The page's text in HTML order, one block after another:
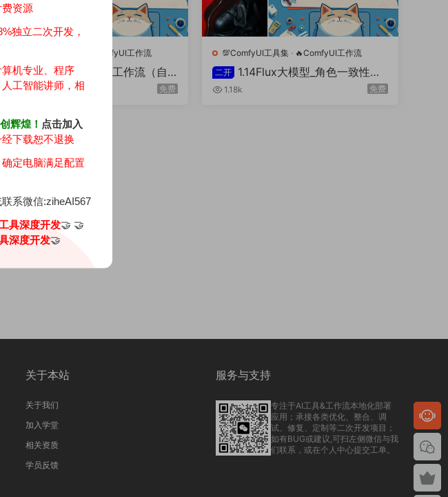
🔥ComfyUI工作流
二开 1.21最新图生视频工作流（自
主二开）
763 免费
💯ComfyUI工具集 · 🔥ComfyUI工作流
二开
1.14Flux大模型_角色一致性多
角度生成器
1.18k 免费
关于本站
关于我们
加入学堂
相关资质
学员反馈
服务与支持
专注于AI工具&工作流本地化部署
应用；承接各类优化、整合、调
试、修复、定制等二次开发项目；
如有BUG或建议,可扫左侧微信与我
们联系，或在个人中心提交工单。
资源
独立二次开发，
机专业、程序
工智能讲师，相
辉煌！ 点击加入
下载恕不退换
定电脑满足配置
系微信:ziheAI567
具深度开发🤝 🤝
深度开发🤝